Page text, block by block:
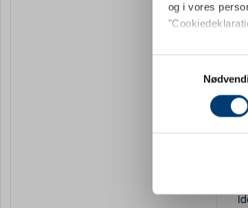
og i vores
Hvis du tillader
Dine valg
Vi bruger
vores trafik. Vi
dem, eller som